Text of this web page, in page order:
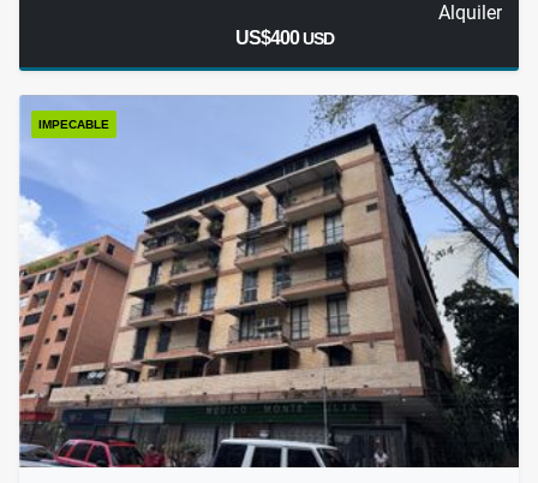
Alquiler
US$400USD
IMPECABLE